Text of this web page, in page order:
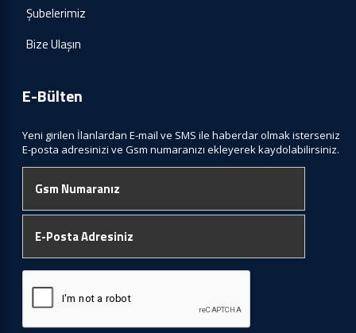
Şubelerimiz
Bize Ulaşın
E-Bülten
Yeni girilen İlanlardan E-mail ve SMS ile haberdar olmak isterseniz
E-posta adresinizi ve Gsm numaranızı ekleyerek kaydolabilirsiniz.